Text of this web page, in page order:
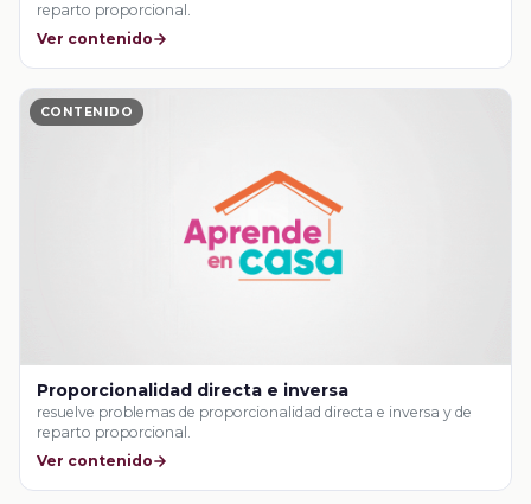
reparto proporcional.
Ver contenido
CONTENIDO
Proporcionalidad directa e inversa
resuelve problemas de proporcionalidad directa e inversa y de
reparto proporcional.
Ver contenido